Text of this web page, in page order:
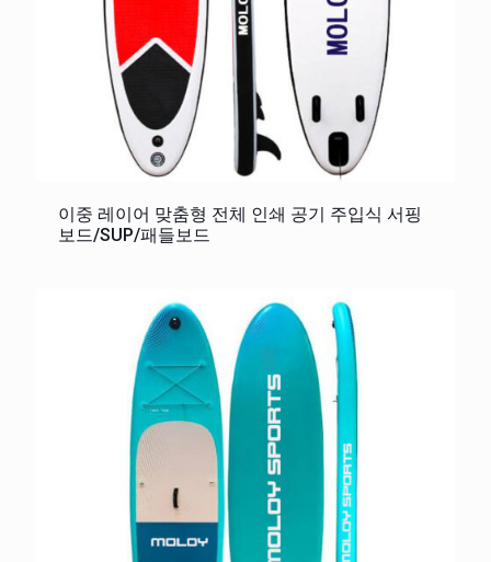
이중 레이어 맞춤형 전체 인쇄 공기 주입식 서핑
보드/SUP/패들보드